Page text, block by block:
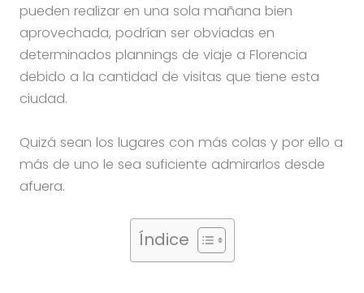
pueden realizar en una sola mañana bien
aprovechada, podrían ser obviadas en
determinados plannings de viaje a Florencia
debido a la cantidad de visitas que tiene esta
ciudad.
Quizá sean los lugares con más colas y por ello a
más de uno le sea suficiente admirarlos desde
afuera.
Índice